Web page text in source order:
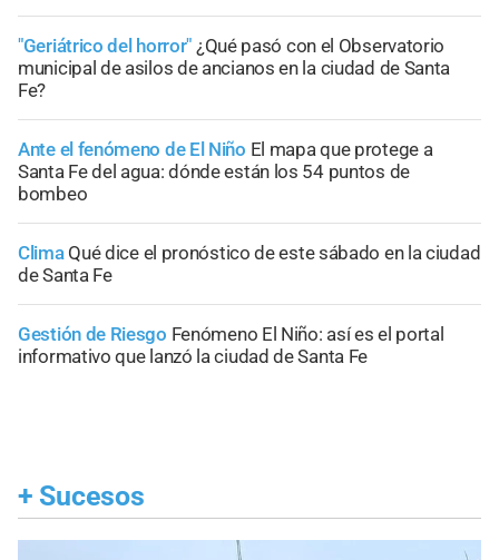
"Geriátrico del horror" ¿Qué pasó con el Observatorio
municipal de asilos de ancianos en la ciudad de Santa
Fe?
Ante el fenómeno de El Niño El mapa que protege a
Santa Fe del agua: dónde están los 54 puntos de
bombeo
Clima Qué dice el pronóstico de este sábado en la ciudad
de Santa Fe
Gestión de Riesgo Fenómeno El Niño: así es el portal
informativo que lanzó la ciudad de Santa Fe
+ Sucesos